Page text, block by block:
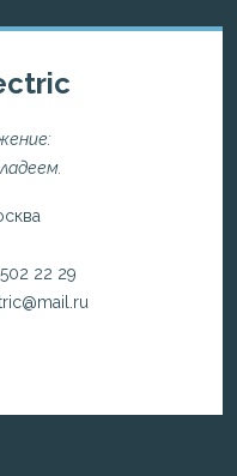
502 22 29